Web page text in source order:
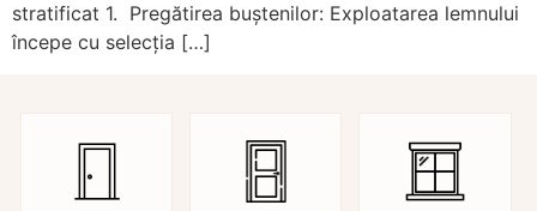
stratificat 1. Pregătirea buștenilor: Exploatarea lemnului
începe cu selecția […]